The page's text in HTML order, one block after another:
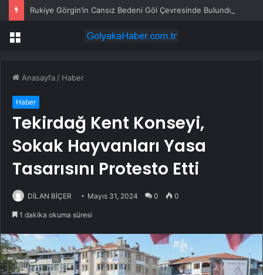
Rukiye Görgin’in Cansız Bedeni Göl Çevresinde Bulundu
Menü
Anasayfa / Haber
Haber
Tekirdağ Kent Konseyi,
Sokak Hayvanları Yasa
Tasarısını Protesto Etti
DİLAN BİÇER Mayıs 31, 2024 0 0
1 dakika okuma süresi